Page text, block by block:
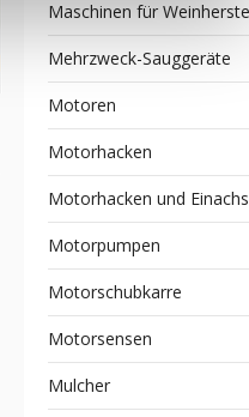
Maschinen für
Mehrzweck-Sauggeräte
Motoren
Motorhacken
Motorhacken und
Motorpumpen
Motorschubkarre
Motorsensen
Mulcher